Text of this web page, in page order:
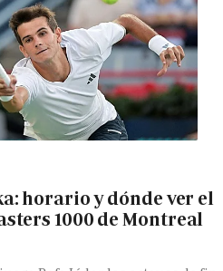
horario y dónde ver el
1000 de Montreal